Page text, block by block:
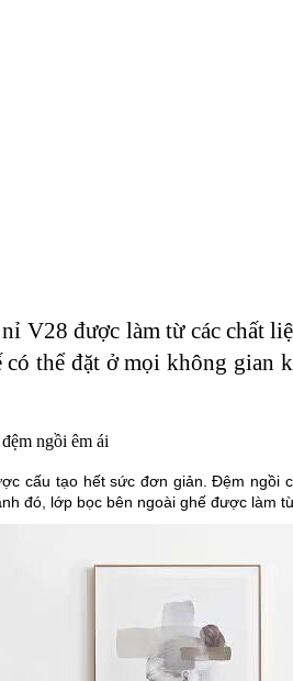
V28 được làm từ các chất
có thể đặt ở mọi không
ngồi êm ái
cấu tạo hết sức đơn giản.Đệm ngồi
đó, lớp bọc bên ngoài ghế được làm